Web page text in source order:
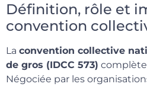
Définition, rôle et
convention
La convention collective
de gros (IDCC 573) complète
Négociée par les